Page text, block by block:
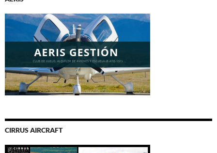
CIRRUS AIRCRAFT